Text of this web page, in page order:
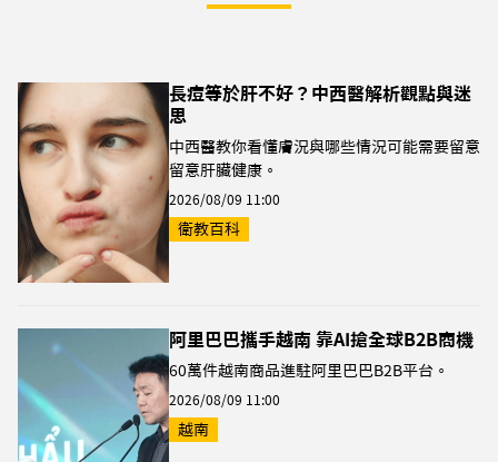
長痘等於肝不好？中西醫解析觀點與迷
思
中西醫教你看懂膚況與哪些情況可能需要留意
留意肝臟健康。
2026/08/09 11:00
衛教百科
阿里巴巴攜手越南 靠AI搶全球B2B商機
60萬件越南商品進駐阿里巴巴B2B平台。
2026/08/09 11:00
越南